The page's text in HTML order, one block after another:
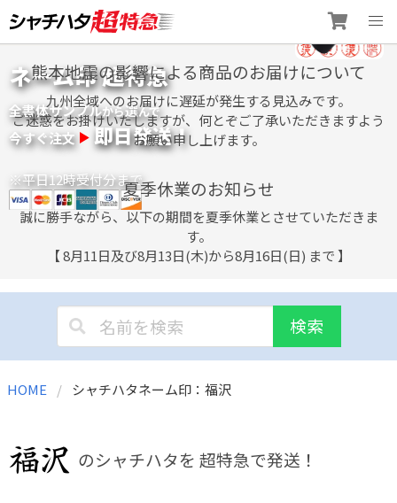
to
content
ネーム印 超特急
全書体サンプルから選んで
今すぐ注文 即日発送！
※平日12時受付分まで
熊本地震の影響による商品のお届けについて
九州全域へのお届けに遅延が発生する見込みです。
ご迷惑をお掛けいたしますが、何とぞご了承いただきますよう
お願い申し上げます。
夏季休業のお知らせ
誠に勝手ながら、以下の期間を夏季休業とさせていただきま
す。
【 8月11日及び8月13日(木)から8月16日(日) まで 】
検索
HOME シャチハタネーム印：福沢
のシャチハタを 超特急で発送！